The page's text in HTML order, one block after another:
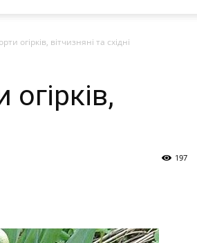
огірків, вітчизняні та східні
197